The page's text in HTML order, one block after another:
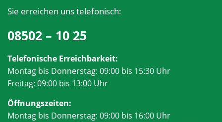
Sie erreichen uns telefonisch:
08502 – 10 25
Telefonische Erreichbarkeit:
Montag bis Donnerstag: 09:00 bis 15:30 Uhr
Freitag: 09:00 bis 13:00 Uhr
Öffnungszeiten:
Montag bis Donnerstag: 09:00 bis 16:00 Uhr